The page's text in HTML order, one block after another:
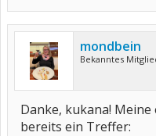
mondbein
Bekanntes
Danke, kukana!
bereits ein Treffer: